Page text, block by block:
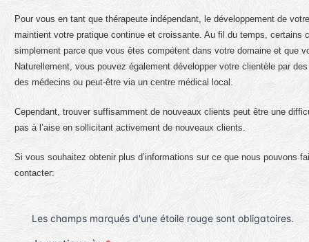
Pour vous en tant que thérapeute indépendant, le développement de
maintient votre pratique continue et croissante. Au fil du temps, certains
simplement parce que vous êtes compétent dans votre domaine et que
Naturellement, vous pouvez également développer votre clientèle par
des médecins ou peut-être via un centre médical local.
Cependant, trouver suffisamment de nouveaux clients peut être une
pas à l’aise en sollicitant activement de nouveaux clients.
Si vous souhaitez obtenir plus d’informations sur ce que nous pouvons
contacter: